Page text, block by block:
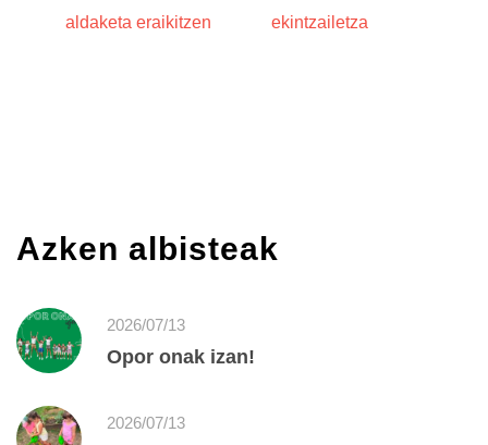
aldaketa eraikitzen
ekintzailetza
Azken albisteak
2026/07/13
Opor onak izan!
2026/07/13